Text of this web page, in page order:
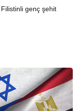
genç şehit